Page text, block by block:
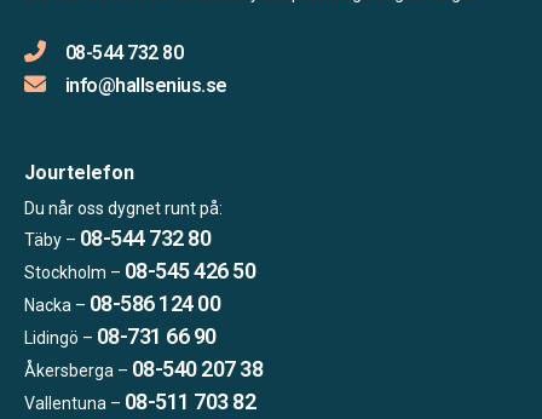
08-544 732 80
info@hallsenius.se
Jourtelefon
Du når oss dygnet runt på:
Täby – 08-544 732 80
Stockholm – 08-545 426 50
Nacka – 08-586 124 00
Lidingö – 08-731 66 90
Åkersberga – 08-540 207 38
Vallentuna – 08-511 703 82